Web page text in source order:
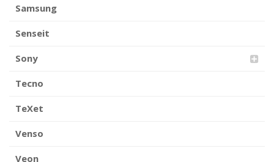
Samsung
Senseit
Sony
Tecno
TeXet
Venso
Veon